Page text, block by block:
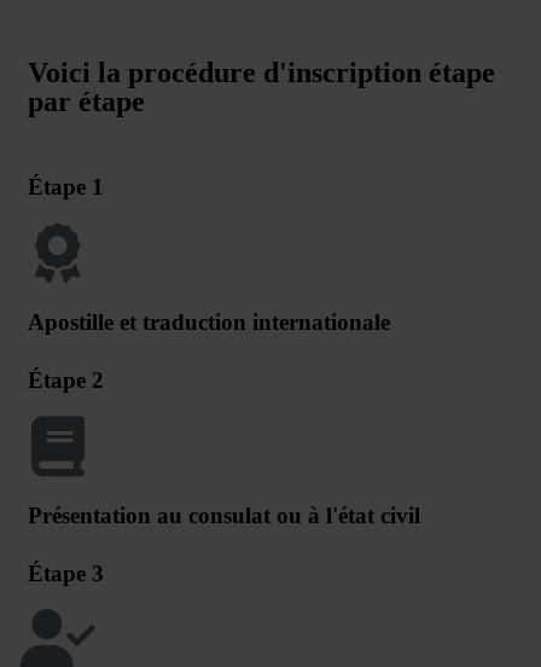
Voici la procédure d'inscription étape
par étape
Étape 1
Apostille et traduction internationale
Étape 2
Présentation au consulat ou à l'état civil
Étape 3